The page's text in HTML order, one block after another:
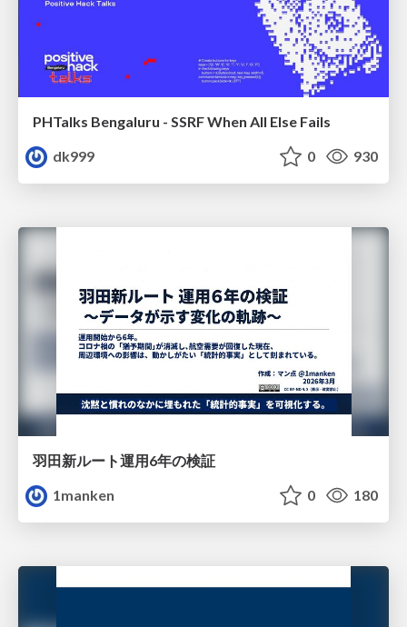
PHTalks Bengaluru - SSRF When All Else Fails
dk999
0 930
羽田新ルート運用6年の検証
1manken
0 180